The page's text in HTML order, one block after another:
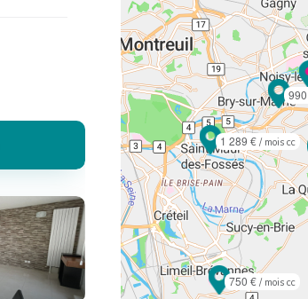
1 289 € / mois cc
750 € / mois cc